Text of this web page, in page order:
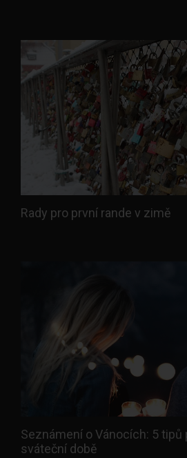
Rady pro první rande v zimě
Seznámení o Vánocích: 5
sváteční době